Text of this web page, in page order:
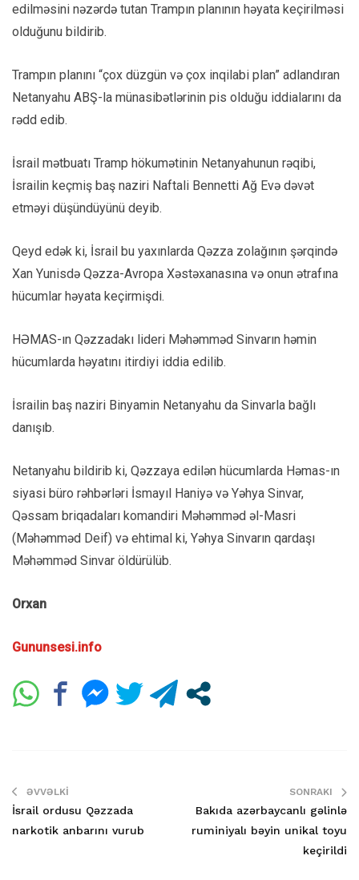
edilməsini nəzərdə tutan Trampın planının həyata keçirilməsi
olduğunu bildirib.
Trampın planını “çox düzgün və çox inqilabi plan” adlandıran
Netanyahu ABŞ-la münasibətlərinin pis olduğu iddialarını da
rədd edib.
İsrail mətbuatı Tramp hökumətinin Netanyahunun rəqibi,
İsrailin keçmiş baş naziri Naftali Bennetti Ağ Evə dəvət
etməyi düşündüyünü deyib.
Qeyd edək ki, İsrail bu yaxınlarda Qəzza zolağının şərqində
Xan Yunisdə Qəzza-Avropa Xəstəxanasına və onun ətrafına
hücumlar həyata keçirmişdi.
HƏMAS-ın Qəzzadakı lideri Məhəmməd Sinvarın həmin
hücumlarda həyatını itirdiyi iddia edilib.
İsrailin baş naziri Binyamin Netanyahu da Sinvarla bağlı
danışıb.
Netanyahu bildirib ki, Qəzzaya edilən hücumlarda Həmas-ın
siyasi büro rəhbərləri İsmayıl Haniyə və Yəhya Sinvar,
Qəssam briqadaları komandiri Məhəmməd əl-Masri
(Məhəmməd Deif) və ehtimal ki, Yəhya Sinvarın qardaşı
Məhəmməd Sinvar öldürülüb.
Orxan
Gununsesi.info
ƏVVƏLKI
İsrail ordusu Qəzzada
narkotik anbarını vurub
SONRAKI
Bakıda azərbaycanlı gəlinlə
ruminiyalı bəyin unikal toyu
keçirildi